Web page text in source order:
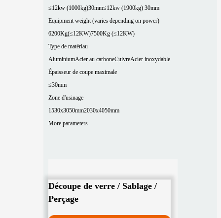
≤12kw (1000kg)30mm≤12kw (1900kg) 30mm
Equipment weight (varies depending on power)
6200Kg(≤12KW)7500Kg (≤12KW)
Type de matériau
AluminiumAcier au carboneCuivreAcier inoxydable
Épaisseur de coupe maximale
≤30mm
Zone d'usinage
1530x3050mm2030x4050mm
More parameters
Découpe de verre / Sablage /
Perçage